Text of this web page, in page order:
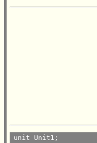
unit Unit1;